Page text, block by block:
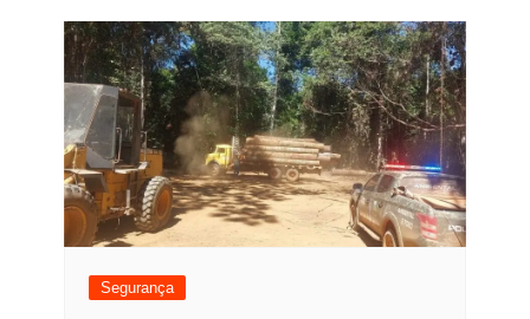
Segurança